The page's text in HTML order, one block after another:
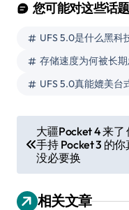
您可能对这些话
UFS 5.0是什么黑科
存储速度为何被长期
UFS 5.0真能媲美台
章
导
航
大疆Pocket 4 来了
手持 Pocket 3 的你
没必要换
相关文章